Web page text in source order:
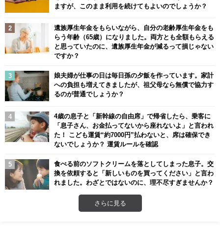
ますが、このまま利用を続けてもよいのでしょうか？
遺族厚生年金をもらいながら、自分の老齢厚生年金をも
らう年齢（65歳）になりました。両方とも全額もらえる
と思っていたのに、遺族厚生年金が減るって損じゃない
ですか？
娘夫婦が仕事の日は毎日孫の夕飯を作っています。家計
への負担も増えてきましたが、祖父母なら無償で協力す
るのが普通でしょうか？
4歳の息子と「新幹線の自由席」で帰省したら、乗客に
「息子さん、お金払ってないから座れないよ」と言われ
た！ こども運賃“約7000円”払わないと、席は確保でき
ないでしょうか？ 運賃ルールを確認
食べる前のソフトクリームを落としてしまった息子。交
換を依頼すると「新しいものを買ってください」と言わ
れました。わざとではないのに、理不尽すぎませんか？
さらに見る